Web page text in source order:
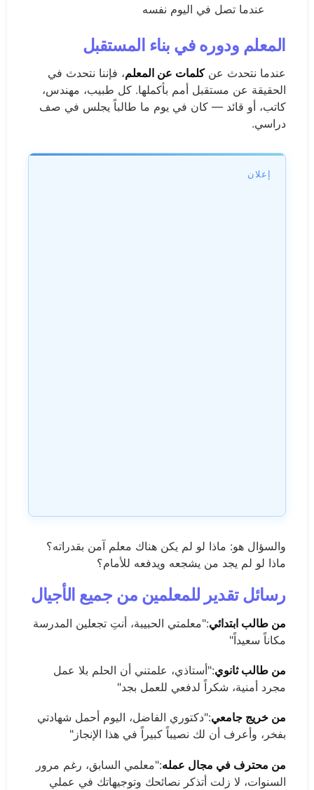
عندما تصل في اليوم نفسه
المعلم ودوره في بناء المستقبل
عندما نتحدث عنكلمات عن المعلم، فإننا نتحدث في
الحقيقة عن مستقبل أمم بأكملها. كل طبيب، مهندس،
كاتب، أو قائد — كان في يوم ما طالباً يجلس في صف
دراسي.
إعلان
والسؤال هو: ماذا لو لم يكن هناك معلم آمن بقدراته؟
ماذا لو لم يجد من يشجعه ويدفعه للأمام؟
رسائل تقدير للمعلمين من جميع الأجيال
من طالب ابتدائي:"معلمتي الحبيبة، أنتِ تجعلين المدرسة
مكاناً سعيداً"
من طالب ثانوي:"أستاذي، علمتني أن الحلم بلا عمل
مجرد أمنية، شكراً لدفعي للعمل بجد"
من خريج جامعي:"دكتوري الفاضل، اليوم أحمل شهادتي
بفخر، وأعرف أن لك نصيباً كبيراً في هذا الإنجاز"
من محترف في مجال عمله:"معلمي السابق، رغم مرور
السنوات، لا زلت أتذكر نصائحك وتوجيهاتك في عملي